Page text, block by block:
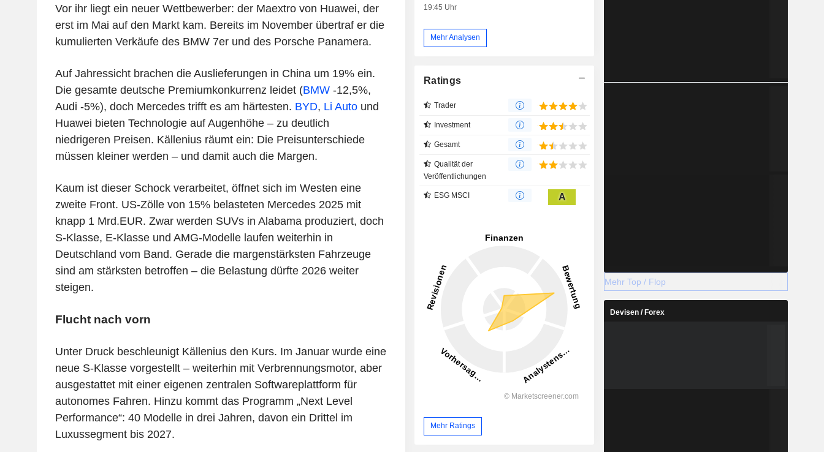
Vor ihr liegt ein neuer Wettbewerber: der Maextro von Huawei, der
erst im Mai auf den Markt kam. Bereits im November übertraf er die
kumulierten Verkäufe des BMW 7er und des Porsche Panamera.
Auf Jahressicht brachen die Auslieferungen in China um 19% ein.
Die gesamte deutsche Premiumkonkurrenz leidet (BMW-12,5%,
Audi -5%), doch Mercedes trifft es am härtesten. BYD, Li Autound
Huawei bieten Technologie auf Augenhöhe – zu deutlich
niedrigeren Preisen. Källenius räumt ein: Die Preisunterschiede
müssen kleiner werden – und damit auch die Margen.
Kaum ist dieser Schock verarbeitet, öffnet sich im Westen eine
zweite Front. US-Zölle von 15% belasteten Mercedes 2025 mit
knapp 1 Mrd.EUR. Zwar werden SUVs in Alabama produziert, doch
S-Klasse, E-Klasse und AMG-Modelle laufen weiterhin in
Deutschland vom Band. Gerade die margenstärksten Fahrzeuge
sind am stärksten betroffen – die Belastung dürfte 2026 weiter
steigen.
Flucht nach vorn
Unter Druck beschleunigt Källenius den Kurs. Im Januar wurde eine
neue S-Klasse vorgestellt – weiterhin mit Verbrennungsmotor, aber
ausgestattet mit einer eigenen zentralen Softwareplattform für
autonomes Fahren. Hinzu kommt das Programm „Next Level
Performance“: 40 Modelle in drei Jahren, davon ein Drittel im
Luxussegment bis 2027.
19:45 Uhr
Mehr Analysen
Ratings
Trader
Investment
Gesamt
Qualität der
Veröffentlichungen
ESG MSCI A
Mehr Ratings
Mehr Top / Flop
Devisen / Forex